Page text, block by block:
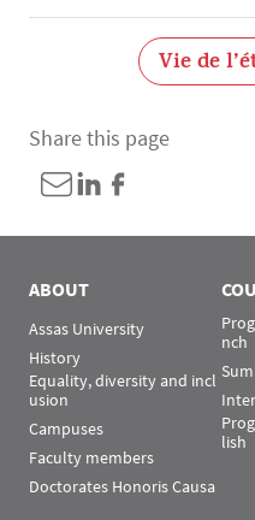
Vie de
Share this page
ABOUT
Assas University
History
Equality, diversity and incl
usion
Campuses
Faculty members
Doctorates Honoris Causa
nch
lish